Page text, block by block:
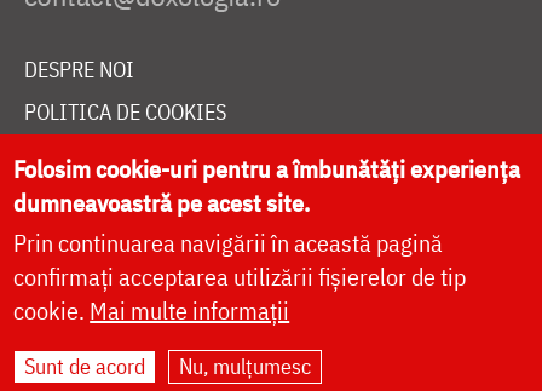
DESPRE NOI
POLITICA DE COOKIES
DONEAZĂ ONLINE PENTRU CATEDRALA NAȚIONALĂ
LIVE
Site dezvoltat deDOXOLOGIA MEDIA
Folosim cookie-uri pentru a îmbunătăți experiența
dumneavoastră pe acest site.
Prin continuarea navigării în această pagină
confirmați acceptarea utilizării fișierelor de tip
cookie. Mai multe informații
Sunt de acord Nu, mulțumesc